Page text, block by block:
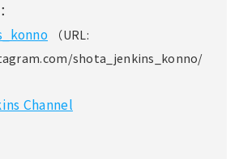
（URL:
shota_jenkins_konno/
Channel